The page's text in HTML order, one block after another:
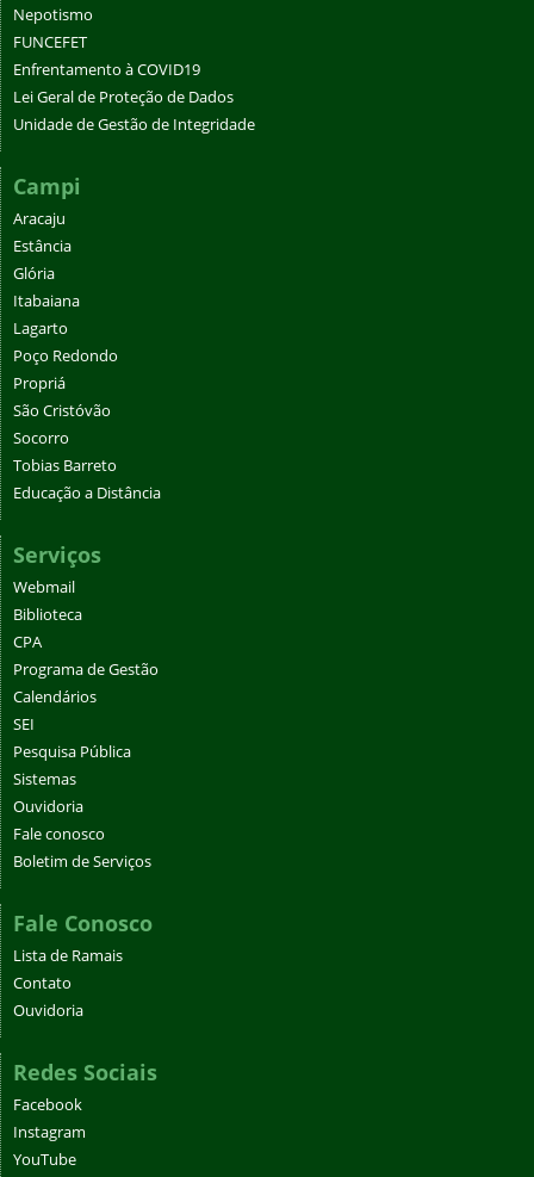
Nepotismo
FUNCEFET
Enfrentamento à COVID19
Lei Geral de Proteção de Dados
Unidade de Gestão de Integridade
Campi
Aracaju
Estância
Glória
Itabaiana
Lagarto
Poço Redondo
Propriá
São Cristóvão
Socorro
Tobias Barreto
Educação a Distância
Serviços
Webmail
Biblioteca
CPA
Programa de Gestão
Calendários
SEI
Pesquisa Pública
Sistemas
Ouvidoria
Fale conosco
Boletim de Serviços
Fale Conosco
Lista de Ramais
Contato
Ouvidoria
Redes Sociais
Facebook
Instagram
YouTube